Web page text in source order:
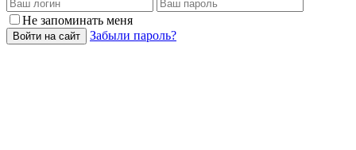
Не запоминать меня
Войти на сайт Забыли пароль?